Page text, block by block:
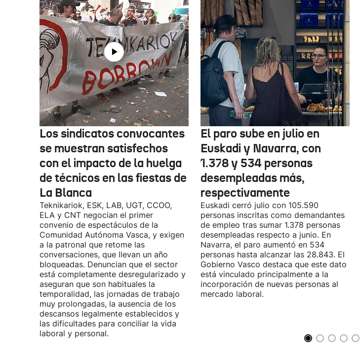
Los sindicatos convocantes
se muestran satisfechos
con el impacto de la huelga
de técnicos en las fiestas de
La Blanca
Teknikariok, ESK, LAB, UGT, CCOO,
ELA y CNT negocian el primer
convenio de espectáculos de la
Comunidad Autónoma Vasca, y exigen
a la patronal que retome las
conversaciones, que llevan un año
bloqueadas. Denuncian que el sector
está completamente desregularizado y
aseguran que son habituales la
temporalidad, las jornadas de trabajo
muy prolongadas, la ausencia de los
descansos legalmente establecidos y
las dificultades para conciliar la vida
laboral y personal.
El paro sube en julio en
Euskadi y Navarra, con
1.378 y 534 personas
desempleadas más,
respectivamente
Euskadi cerró julio con 105.590
personas inscritas como demandantes
de empleo tras sumar 1.378 personas
desempleadas respecto a junio. En
Navarra, el paro aumentó en 534
personas hasta alcanzar las 28.843. El
Gobierno Vasco destaca que este dato
está vinculado principalmente a la
incorporación de nuevas personas al
mercado laboral.